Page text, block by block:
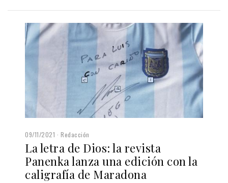
09/11/2021 Redacción
La letra de Dios: la revista
Panenka lanza una edición con la
caligrafía de Maradona